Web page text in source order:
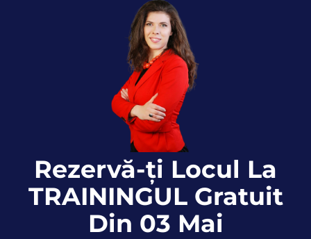
Rezervă-ți Locul La
TRAININGUL Gratuit
Din 03 Mai